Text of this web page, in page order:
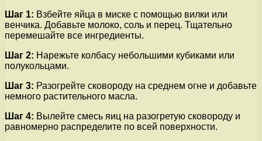
Шаг 1: Взбейте яйца в миске с помощью вилки или
венчика. Добавьте молоко, соль и перец. Тщательно
перемешайте все ингредиенты.
Шаг 2: Нарежьте колбасу небольшими кубиками или
полукольцами.
Шаг 3: Разогрейте сковороду на среднем огне и добавьте
немного растительного масла.
Шаг 4: Вылейте смесь яиц на разогретую сковороду и
равномерно распределите по всей поверхности.